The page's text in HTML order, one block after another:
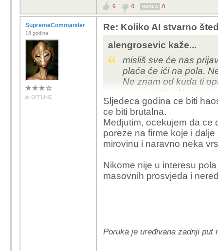
6 0 HVALA 0
SupremeCommander
18 godina
OFFLINE
Re: Koliko AI stvarno
alengrosevic kaže...
misliš sve će nas
plaća će ići na pola.
Ne znam od kuda ti
na suprotno. Ne
posao postojećim
plaću. Ne kužim tu
Sljedeca godina ce biti
ce biti brutalna.
Medjutim, ocekujem da ce
poreze na firme koje i
mirovinu i naravno neka
Nikome nije u interesu
masovnih prosvjeda i
Poruka je uređivana zadnji put